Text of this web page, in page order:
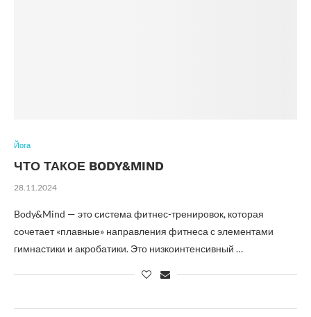
Йога
ЧТО ТАКОЕ BODY&MIND
28.11.2024
Body&Mind — это система фитнес-тренировок, которая
сочетает «плавные» направления фитнеса с элементами
гимнастики и акробатики. Это низкоинтенсивный …